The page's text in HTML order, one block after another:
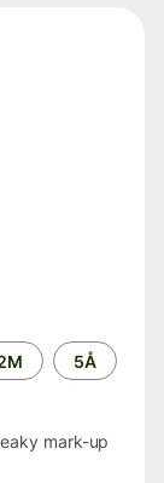
5Å
mark-up